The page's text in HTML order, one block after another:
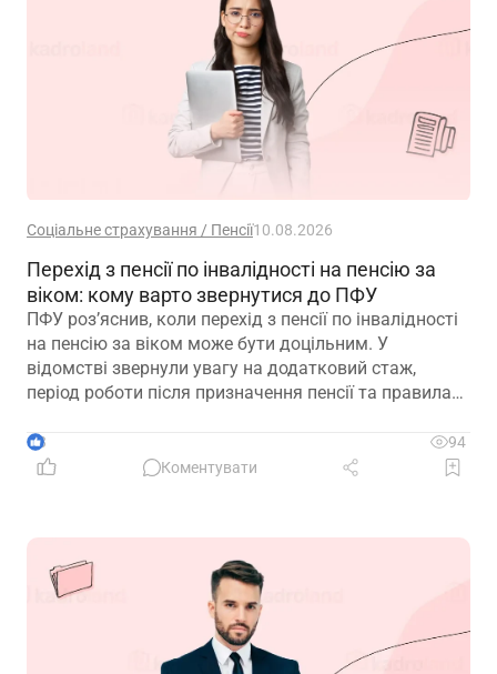
Соціальне страхування / Пенсії10.08.2026
Перехід з пенсії по інвалідності на пенсію за
віком: кому варто звернутися до ПФУ
ПФУ роз’яснив, коли перехід з пенсії по інвалідності
на пенсію за віком може бути доцільним. У
відомстві звернули увагу на додатковий стаж,
період роботи після призначення пенсії та правила
3
94
Коментувати